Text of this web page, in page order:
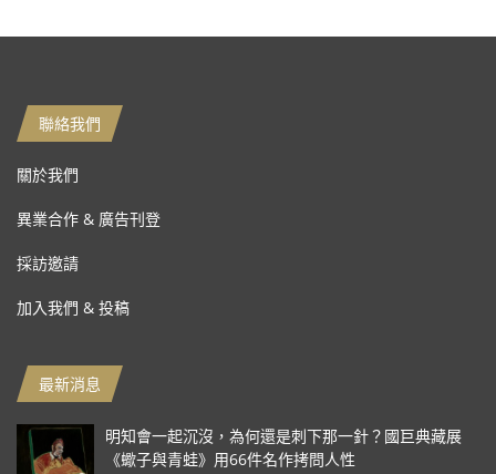
聯絡我們
關於我們
異業合作 & 廣告刊登
採訪邀請
加入我們 & 投稿
最新消息
明知會一起沉沒，為何還是刺下那一針？國巨典藏展
《蠍子與青蛙》用66件名作拷問人性